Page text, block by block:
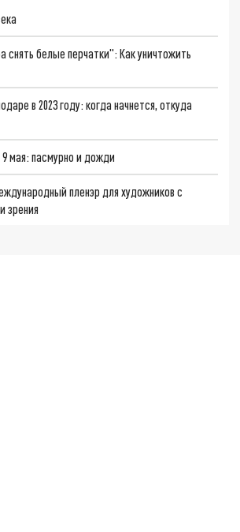
снять белые перчатки": Как уничтожить
в 2023 году: когда начнется, откуда
9 мая: пасмурно и дожди
пленэр для художников с
зрения